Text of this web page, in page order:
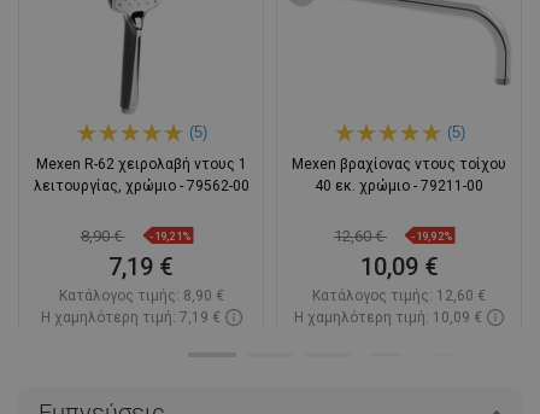
(5)
Mexen R-62 χειρολαβή ντους 1
λειτουργίας, χρώμιο - 79562-00
8,90 € -19,21%
7,19 €
Κατάλογος τιμής: 8,90 €
Η χαμηλότερη τιμή: 7,19 €
(5)
Mexen βραχίονας ντους τοίχου
40 εκ. χρώμιο - 79211-00
12,60 € -19,92%
10,09 €
Κατάλογος τιμής: 12,60 €
Η χαμηλότερη τιμή: 10,09 €